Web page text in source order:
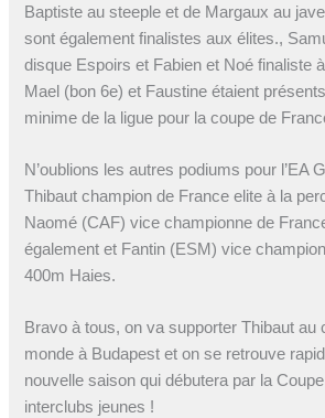
Baptiste au steeple et de Margaux au
sont également finalistes aux élites.,
disque Espoirs et Fabien et Noé finaliste
Mael (bon 6e) et Faustine étaient
minime de la ligue pour la coupe de
N’oublions les autres podiums pour l’EA
Thibaut champion de France elite à la
Naomé (CAF) vice championne de
également et Fantin (ESM) vice
400m Haies.
Bravo à tous, on va supporter Thibaut au
monde à Budapest et on se retrouve
nouvelle saison qui débutera par la
interclubs jeunes !